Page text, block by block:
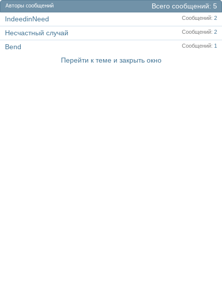
Всего сообщений 5
Авторы сообщений
Сообщений 2
IndeedinNeed
Сообщений 2
Несчастный случай
Сообщений 1
Bend
Перейти к теме и закрыть окно